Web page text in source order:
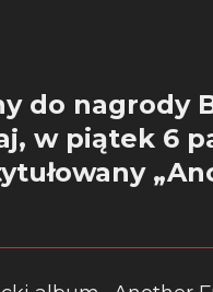
do nagrody
w piątek 6